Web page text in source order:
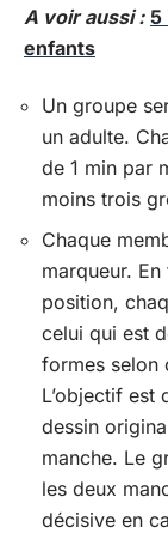
A voir aussi : 5
enfants
Un groupe
un adulte.
de 1 min par
moins trois
Chaque
marqueur.
position,
celui qui est
formes selon
L’objectif est
dessin
manche. Le
les deux
décisive en